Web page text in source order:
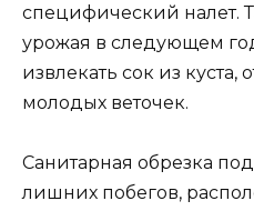
специфический налет.
урожая в следующем
извлекать сок из куста,
молодых веточек.
Санитарная обрезка
лишних побегов,